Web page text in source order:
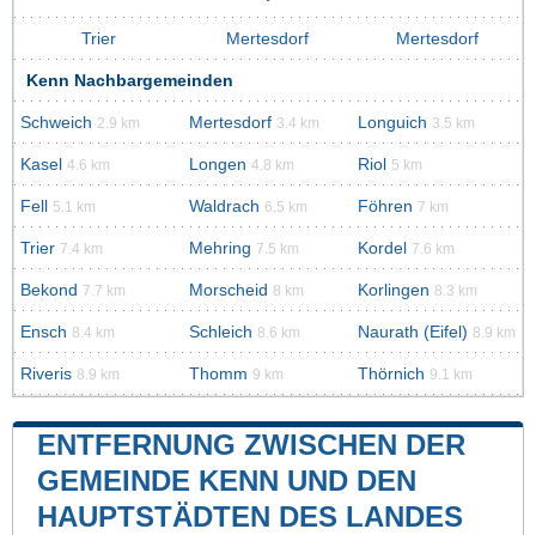
Trier Mertesdorf Mertesdorf
Kenn Nachbargemeinden
Schweich 2.9 km Mertesdorf 3.4 km Longuich 3.5 km
Kasel 4.6 km Longen 4.8 km Riol 5 km
Fell 5.1 km Waldrach 6.5 km Föhren 7 km
Trier 7.4 km Mehring 7.5 km Kordel 7.6 km
Bekond 7.7 km Morscheid 8 km Korlingen 8.3 km
Ensch 8.4 km Schleich 8.6 km Naurath (Eifel) 8.9 km
Riveris 8.9 km Thomm 9 km Thörnich 9.1 km
ENTFERNUNG ZWISCHEN DER
GEMEINDE KENN UND DEN
HAUPTSTÄDTEN DES LANDES